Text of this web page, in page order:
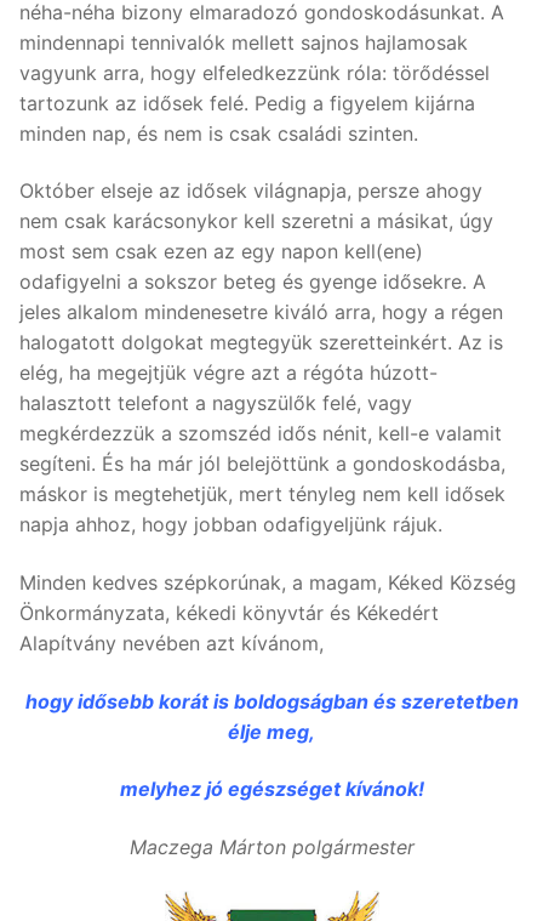
néha-néha bizony elmaradozó gondoskodásunkat. A
mindennapi tennivalók mellett sajnos hajlamosak
vagyunk arra, hogy elfeledkezzünk róla: törődéssel
tartozunk az idősek felé. Pedig a figyelem kijárna
minden nap, és nem is csak családi szinten.
Október elseje az idősek világnapja, persze ahogy
nem csak karácsonykor kell szeretni a másikat, úgy
most sem csak ezen az egy napon kell(ene)
odafigyelni a sokszor beteg és gyenge idősekre. A
jeles alkalom mindenesetre kiváló arra, hogy a régen
halogatott dolgokat megtegyük szeretteinkért. Az is
elég, ha megejtjük végre azt a régóta húzott-
halasztott telefont a nagyszülők felé, vagy
megkérdezzük a szomszéd idős nénit, kell-e valamit
segíteni. És ha már jól belejöttünk a gondoskodásba,
máskor is megtehetjük, mert tényleg nem kell idősek
napja ahhoz, hogy jobban odafigyeljünk rájuk.
Minden kedves szépkorúnak, a magam, Kéked Község
Önkormányzata, kékedi könyvtár és Kékedért
Alapítvány nevében azt kívánom,
hogy idősebb korát is boldogságban és szeretetben
élje meg,
melyhez jó egészséget kívánok!
Maczega Márton polgármester